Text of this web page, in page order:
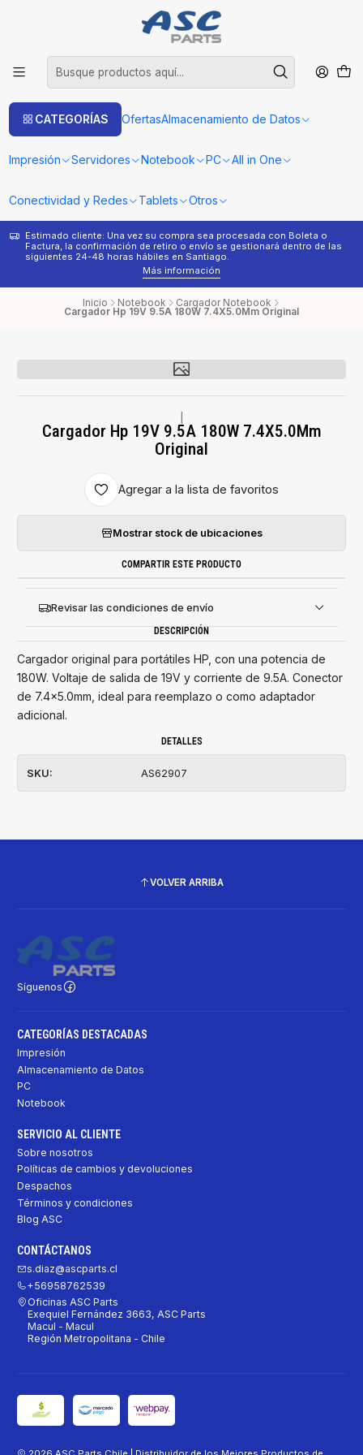
CATEGORÍAS OfertasAlmacenamiento de Datos
Impresión Servidores Notebook PC All in One
Conectividad y Redes Tablets Otros
Estimado cliente: Una vez su compra sea procesada con Boleta o
Factura, la confirmación de retiro o envío se gestionará dentro de las
siguientes 24-48 horas hábiles en Santiago.
Más información
Inicio Notebook Cargador Notebook
Cargador Hp 19V 9.5A 180W 7.4X5.0Mm Original
Cargador Hp 19V 9.5A 180W 7.4X5.0Mm
Original
Agregar a la lista de favoritos
Mostrar stock de ubicaciones
COMPARTIR ESTE PRODUCTO
Revisar las condiciones de envío
DESCRIPCIÓN
Cargador original para portátiles HP, con una potencia de
180W. Voltaje de salida de 19V y corriente de 9.5A. Conector
de 7.4x5.0mm, ideal para reemplazo o como adaptador
adicional.
DETALLES
SKU: AS62907
VOLVER ARRIBA
Síguenos
CATEGORÍAS DESTACADAS
Impresión
Almacenamiento de Datos
PC
Notebook
SERVICIO AL CLIENTE
Sobre nosotros
Políticas de cambios y devoluciones
Despachos
Términos y condiciones
Blog ASC
CONTÁCTANOS
s.diaz@ascparts.cl
+56958762539
Oficinas ASC Parts
Exequiel Fernández 3663, ASC Parts
Macul - Macul
Región Metropolitana - Chile